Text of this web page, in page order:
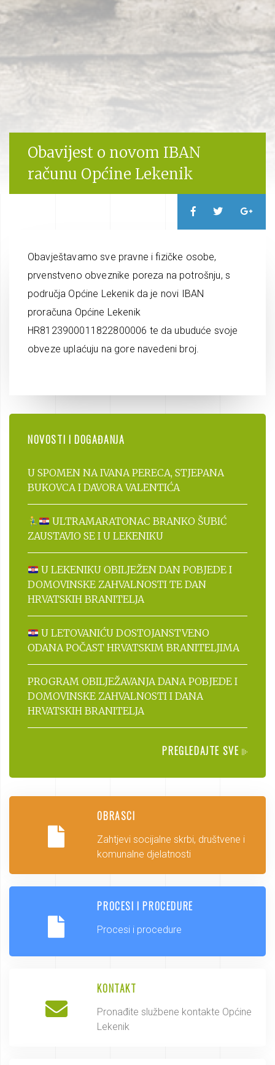
Obavijest o novom IBAN
računu Općine Lekenik
Obavještavamo sve pravne i fizičke osobe,
prvenstveno obveznike poreza na potrošnju, s
područja Općine Lekenik da je novi IBAN
proračuna Općine Lekenik
HR8123900011822800006 te da ubuduće svoje
obveze uplaćuju na gore navedeni broj.
NOVOSTI I DOGAĐANJA
U SPOMEN NA IVANA PERECA, STJEPANA
BUKOVCA I DAVORA VALENTIĆA
ULTRAMARATONAC BRANKO ŠUBIĆ
ZAUSTAVIO SE I U LEKENIKU
U LEKENIKU OBILJEŽEN DAN POBJEDE I
DOMOVINSKE ZAHVALNOSTI TE DAN
HRVATSKIH BRANITELJA
U LETOVANIĆU DOSTOJANSTVENO
ODANA POČAST HRVATSKIM BRANITELJIMA
PROGRAM OBILJEŽAVANJA DANA POBJEDE I
DOMOVINSKE ZAHVALNOSTI I DANA
HRVATSKIH BRANITELJA
PREGLEDAJTE SVE
OBRASCI
Zahtjevi socijalne skrbi, društvene i
komunalne djelatnosti
PROCESI I PROCEDURE
Procesi i procedure
KONTAKT
Pronađite službene kontakte Općine
Lekenik